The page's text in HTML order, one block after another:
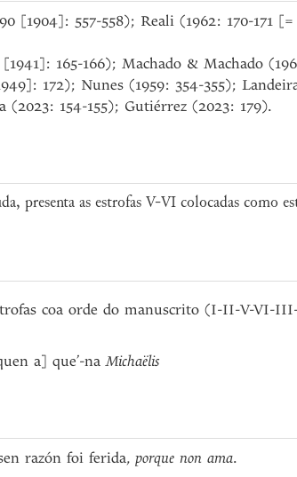
[1904]: 557-558); Reali (1962: 170-171
165-166); Machado & Machado
172); Nunes (1959: 354-355);
154-155); Gutiérrez (2023: 179).
presenta as estrofas V-VI colocadas como
coa orde do manuscrito (I-II-V-VI-
a] que’-naMichaëlis
razón foi ferida, porque non ama.